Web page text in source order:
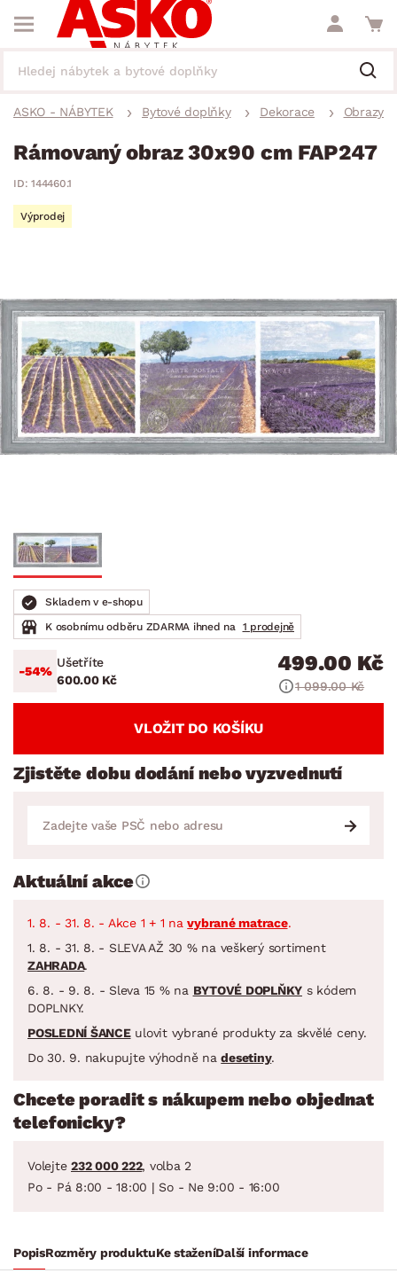
ASKO - NÁBYTEK Bytové doplňky Dekorace Obrazy
Rámovaný obraz 30x90 cm FAP247
ID: 144460.1
Výprodej
Skladem v e-shopu
K osobnímu odběru ZDARMA ihned na
1 prodejně
-54%
Ušetříte
600.00 Kč
499.00 Kč
1 099.00 Kč
VLOŽIT DO KOŠÍKU
Zjistěte dobu dodání nebo vyzvednutí
Aktuální akce
1. 8. - 31. 8. - Akce 1 + 1 navybrané matrace.
1. 8. - 31. 8. - SLEVA AŽ 30 % na veškerý sortiment
ZAHRADA.
6. 8. - 9. 8. - Sleva 15 % na BYTOVÉ DOPLŇKY s kódem
DOPLNKY.
POSLEDNÍ ŠANCEulovit vybrané produkty za skvělé ceny.
Do 30. 9. nakupujte výhodně nadesetiny.
Chcete poradit s nákupem nebo objednat
telefonicky?
Volejte 232 000 222, volba 2
Po - Pá 8:00 - 18:00 | So - Ne 9:00 - 16:00
PopisRozměry produktuKe staženíDalší informace